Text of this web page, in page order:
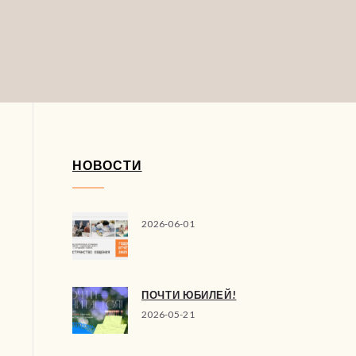
НОВОСТИ
2026-06-01
ПОЧТИ ЮБИЛЕЙ!
2026-05-21